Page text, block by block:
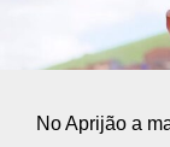
No Aprijão a